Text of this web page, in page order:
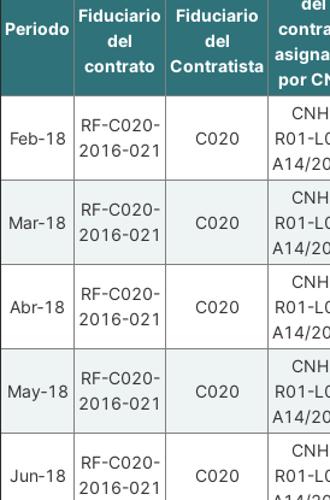
Periodo
Fiduciario
del
contrato
Fiduciario
del
Contratista
por
Feb‑18
RF-C020-
2016-021
C020
R01-
A14/
Mar‑18
RF-C020-
2016-021
C020
R01-
A14/
Abr‑18
RF-C020-
2016-021
C020
R01-
A14/
May‑18
RF-C020-
2016-021
C020
R01-
A14/
Jun‑18
RF-C020-
2016-021
C020
R01-